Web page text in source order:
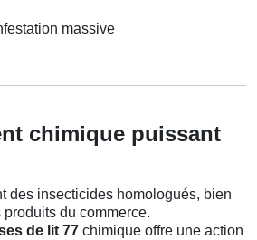
massive
chimique puissant
des insecticides homologués, bien
du commerce.
de lit 77 chimique offre une action